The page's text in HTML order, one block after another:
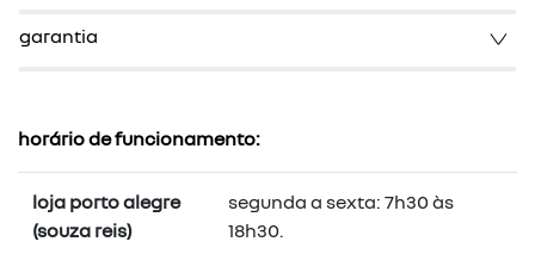
garantia
horário de funcionamento:
loja porto alegre
(souza reis)
segunda a sexta: 7h30 às
18h30.